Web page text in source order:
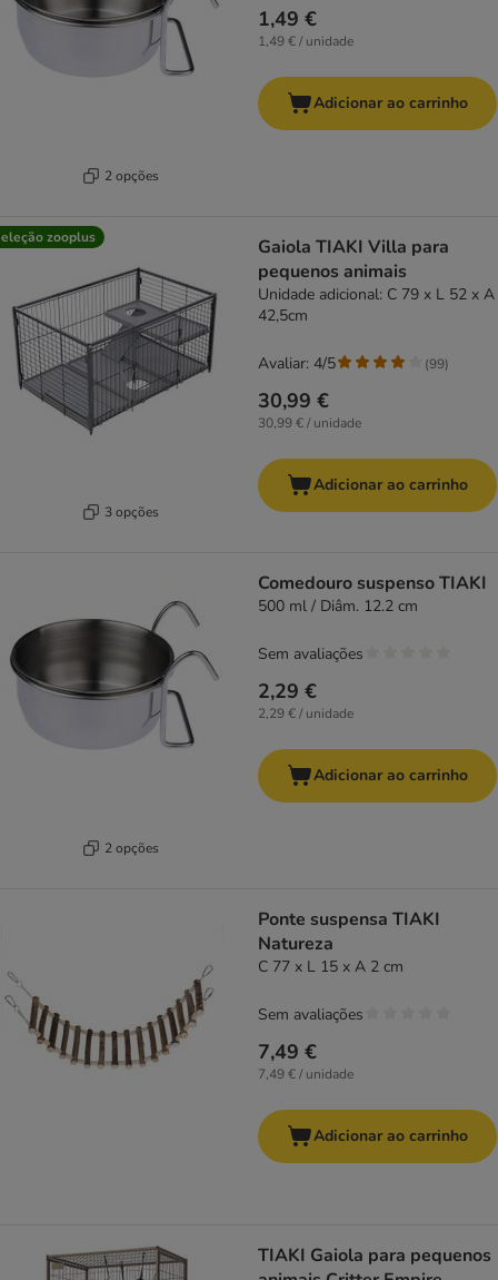
2 opções
1,49 €
1,49 € / unidade
Adicionar ao carrinho
zooplus
3 opções
Gaiola TIAKI Villa para
pequenos animais
Unidade adicional: C 79 x L 52 x A
42,5cm
30,99 €
30,99 € / unidade
Avaliar: 4/5 (99)
Adicionar ao carrinho
2 opções
Comedouro suspenso TIAKI
500 ml / Diâm. 12.2 cm
2,29 €
2,29 € / unidade
Sem avaliações
Adicionar ao carrinho
Ponte suspensa TIAKI
Natureza
C 77 x L 15 x A 2 cm
7,49 €
7,49 € / unidade
Sem avaliações
Adicionar ao carrinho
TIAKI Gaiola para pequenos